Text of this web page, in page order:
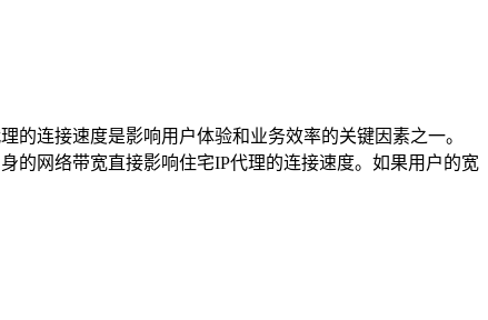
连接速度是影响用户体验和业务效率的关键因素之一。
的网络带宽直接影响住宅IP代理的连接速度。如果用户的宽